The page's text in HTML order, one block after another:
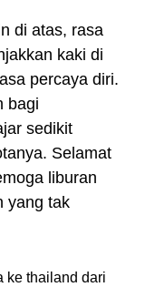
di atas, rasa
kaki di
percaya diri.
bagi
sedikit
Selamat
liburan
yang tak
ke thailand dari